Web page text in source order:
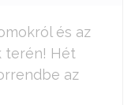
és az
terén! Hét
az